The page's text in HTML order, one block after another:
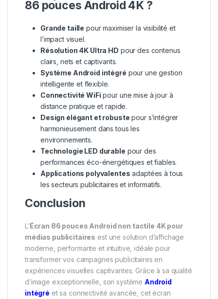
86 pouces Android 4K ?
Grande taille pour maximiser la visibilité et
l’impact visuel.
Résolution 4K Ultra HD pour des contenus
clairs, nets et captivants.
Système Android intégré pour une gestion
intelligente et flexible.
Connectivité WiFi pour une mise à jour à
distance pratique et rapide.
Design élégant et robuste pour s’intégrer
harmonieusement dans tous les
environnements.
Technologie LED durable pour des
performances éco-énergétiques et fiables.
Applications polyvalentes adaptées à tous
les secteurs publicitaires et informatifs.
Conclusion
L’Écran 86 pouces Android non tactile 4K pour
médias publicitaires est une solution d’affichage
moderne, performante et intuitive, idéale pour
transformer vos campagnes publicitaires en
expériences visuelles captivantes. Grâce à sa qualité
d’image exceptionnelle, son système Android
intégré et sa connectivité avancée, cet écran